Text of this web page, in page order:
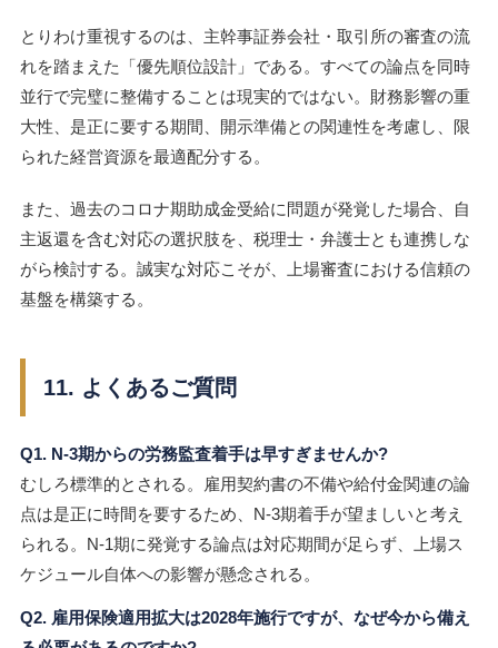
とりわけ重視するのは、主幹事証券会社・取引所の審査の流
れを踏まえた「優先順位設計」である。すべての論点を同時
並行で完璧に整備することは現実的ではない。財務影響の重
大性、是正に要する期間、開示準備との関連性を考慮し、限
られた経営資源を最適配分する。
また、過去のコロナ期助成金受給に問題が発覚した場合、自
主返還を含む対応の選択肢を、税理士・弁護士とも連携しな
がら検討する。誠実な対応こそが、上場審査における信頼の
基盤を構築する。
11. よくあるご質問
Q1. N-3期からの労務監査着手は早すぎませんか?
むしろ標準的とされる。雇用契約書の不備や給付金関連の論
点は是正に時間を要するため、N-3期着手が望ましいと考え
られる。N-1期に発覚する論点は対応期間が足らず、上場ス
ケジュール自体への影響が懸念される。
Q2. 雇用保険適用拡大は2028年施行ですが、なぜ今から備え